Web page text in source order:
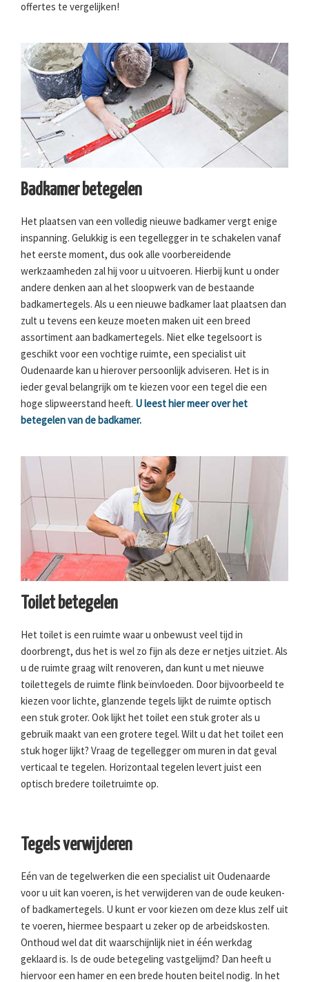
offertes te vergelijken!
Badkamer betegelen
Het plaatsen van een volledig nieuwe badkamer vergt enige
inspanning. Gelukkig is een tegellegger in te schakelen vanaf
het eerste moment, dus ook alle voorbereidende
werkzaamheden zal hij voor u uitvoeren. Hierbij kunt u onder
andere denken aan al het sloopwerk van de bestaande
badkamertegels. Als u een nieuwe badkamer laat plaatsen dan
zult u tevens een keuze moeten maken uit een breed
assortiment aan badkamertegels. Niet elke tegelsoort is
geschikt voor een vochtige ruimte, een specialist uit
Oudenaarde kan u hierover persoonlijk adviseren. Het is in
ieder geval belangrijk om te kiezen voor een tegel die een
hoge slipweerstand heeft. U leest hier meer over het
betegelen van de badkamer.
Toilet betegelen
Het toilet is een ruimte waar u onbewust veel tijd in
doorbrengt, dus het is wel zo fijn als deze er netjes uitziet. Als
u de ruimte graag wilt renoveren, dan kunt u met nieuwe
toilettegels de ruimte flink beïnvloeden. Door bijvoorbeeld te
kiezen voor lichte, glanzende tegels lijkt de ruimte optisch
een stuk groter. Ook lijkt het toilet een stuk groter als u
gebruik maakt van een grotere tegel. Wilt u dat het toilet een
stuk hoger lijkt? Vraag de tegellegger om muren in dat geval
verticaal te tegelen. Horizontaal tegelen levert juist een
optisch bredere toiletruimte op.
Tegels verwijderen
Eén van de tegelwerken die een specialist uit Oudenaarde
voor u uit kan voeren, is het verwijderen van de oude keuken-
of badkamertegels. U kunt er voor kiezen om deze klus zelf uit
te voeren, hiermee bespaart u zeker op de arbeidskosten.
Onthoud wel dat dit waarschijnlijk niet in één werkdag
geklaard is. Is de oude betegeling vastgelijmd? Dan heeft u
hiervoor een hamer en een brede houten beitel nodig. In het